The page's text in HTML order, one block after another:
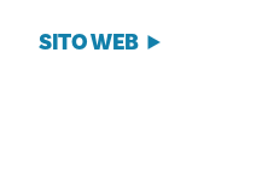
SITO WEB